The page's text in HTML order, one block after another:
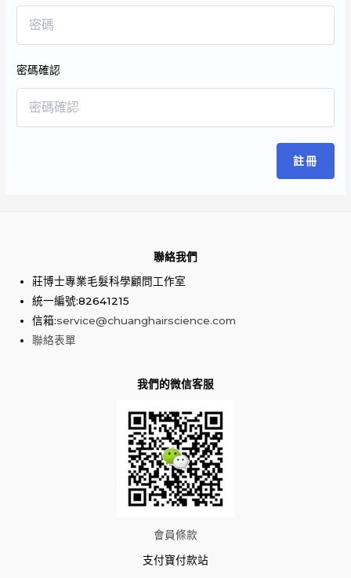
密碼確認
註冊
聯絡我們
莊博士專業毛髮科學顧問工作室
統一編號:82641215
信箱:service@chuanghairscience.com
聯絡表單
我們的微信客服
會員條款
支付寶付款站